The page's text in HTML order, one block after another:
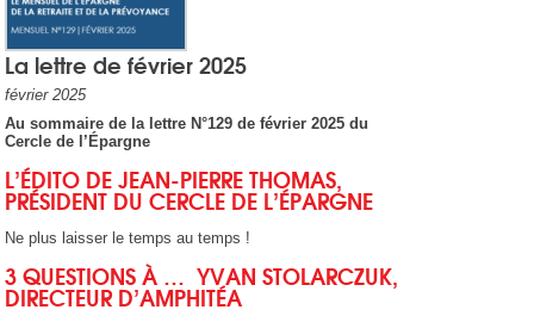
La lettre de février 2025
février 2025
Au sommaire de la lettre N°129 de février 2025 du
Cercle de l’Épargne
L’ÉDITO DE JEAN-PIERRE THOMAS,
PRÉSIDENT DU CERCLE DE L’ÉPARGNE
Ne plus laisser le temps au temps !
3 QUESTIONS À … YVAN STOLARCZUK,
DIRECTEUR D’AMPHITÉA